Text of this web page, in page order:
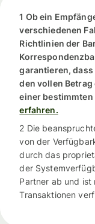
1 Ob ein
verschiedenen
Richtlinien der
garantieren,
den vollen
einer
erfahren.
2 Die
von der
durch das
der
Partner ab und ist
Transaktionen